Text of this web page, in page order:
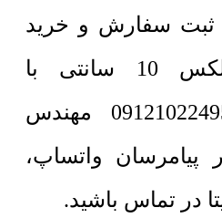
ثبت سفارش و خرید
بلوک هبلکس 10 سانتی با
شماره 09121022495 مهندس
پیامرسان واتساپ،
در تماس باشید.